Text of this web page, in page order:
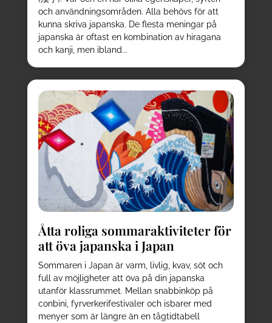
och användningsområden. Alla behövs för att
kunna skriva japanska. De flesta meningar på
japanska är oftast en kombination av hiragana
och kanji, men ibland...
Åtta roliga sommaraktiviteter för
att öva japanska i Japan
Sommaren i Japan är varm, livlig, kvav, söt och
full av möjligheter att öva på din japanska
utanför klassrummet. Mellan snabbinköp på
conbini, fyrverkerifestivaler och isbarer med
menyer som är längre än en tågtidtabell